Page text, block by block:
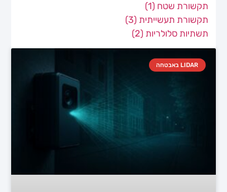
LIDAR באבטחה
תקשורת שטח (1)
תקשורת תעשייתית (3)
תשתיות סלולריות (2)